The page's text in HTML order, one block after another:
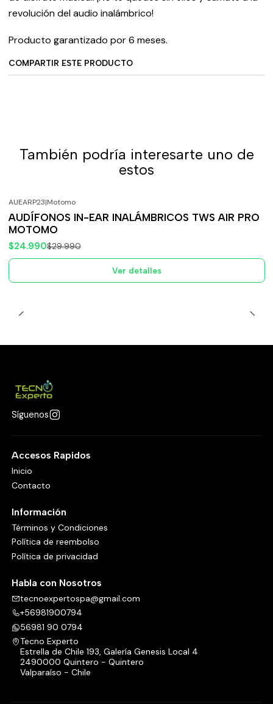
revolución del audio inalámbrico!
Producto garantizado por 6 meses.
COMPARTIR ESTE PRODUCTO
También podría interesarte uno de
estos
-17%
Agotado
AUEARP23|Motomo
AUDÍFONOS IN-EAR INALÁMBRICOS TWS AIR PRO
MOTOMO
$24.990$29.990
Ver detalles
Síguenos
Accesos Rapidos
Inicio
Contacto
Información
Términos y Condiciones
Política de reembolso
Política de privacidad
Habla con Nosotros
tecnoexpertospa@gmail.com
+56981900794
56981 90 0794
Tecno Experto
Estrella de Chile 193, Galería Genesis Local 4
2490000 Quintero - Quintero
Valparaíso - Chile